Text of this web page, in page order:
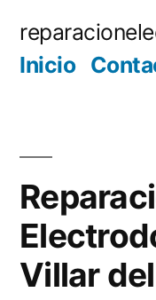
Inicio
Villar